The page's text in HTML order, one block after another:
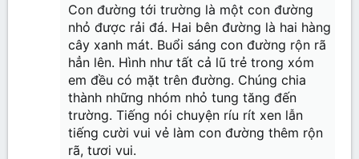
Con đường tới trường là một con đường
nhỏ được rải đá. Hai bên đường là hai hàng
cây xanh mát. Buổi sáng con đường rộn rã
hẳn lên. Hình như tất cả lũ trẻ trong xóm
em đều có mặt trên đường. Chúng chia
thành những nhóm nhỏ tung tăng đến
trường. Tiếng nói chuyện ríu rít xen lẫn
tiếng cười vui vẻ làm con đường thêm rộn
rã, tươi vui.